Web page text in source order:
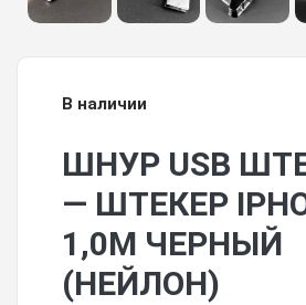
В наличии
ШНУР USB
— ШТЕКЕР
1,0М ЧЕРНЫЙ
(НЕЙЛОН)